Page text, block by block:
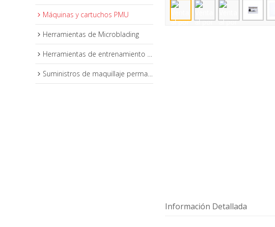
Máquinas y cartuchos PMU
Herramientas de Microblading
Herramientas de entrenamiento de maquillaje permanente
Suministros de maquillaje permanente
Información Detallada